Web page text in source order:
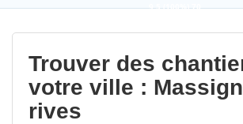
9,5(100%)70
votes
Trouver des
votre ville :
rives